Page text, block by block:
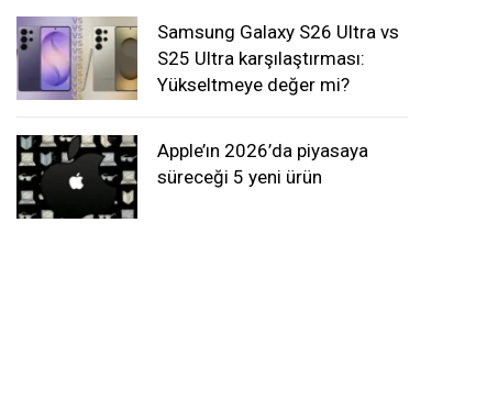
Samsung Galaxy S26 Ultra vs
S25 Ultra karşılaştırması:
Yükseltmeye değer mi?
Apple’ın 2026’da piyasaya
süreceği 5 yeni ürün